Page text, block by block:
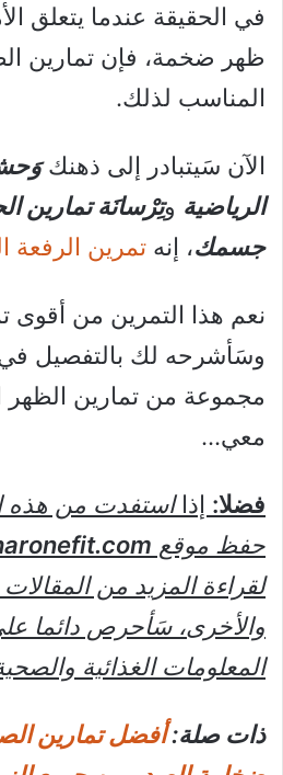
في الحقيقة عندما يتعلق
ظهر ضخمة، فإن تمارين
المناسب لذلك.
الآن سَيتبادر إلى ذهنك
الرياضية وتِرْسانَة تمارين
جسمك، إنه تمرين الرفعة
نعم هذا التمرين من أقوى
وسَأشرحه لك بالتفصيل في
مجموعة من تمارين الظهر
معي…
فضلا: إذااستفدت من هذه
حفظ موقع
لقراءة المزيد من المقالات
والأخرى، سَأحرص دائما
المعلومات الغذائية
ذات صلة:أفضل تمارين